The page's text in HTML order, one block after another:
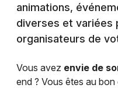
animations,
diverses et variées
organisateurs de
Vous avez envie de
end ? Vous êtes au